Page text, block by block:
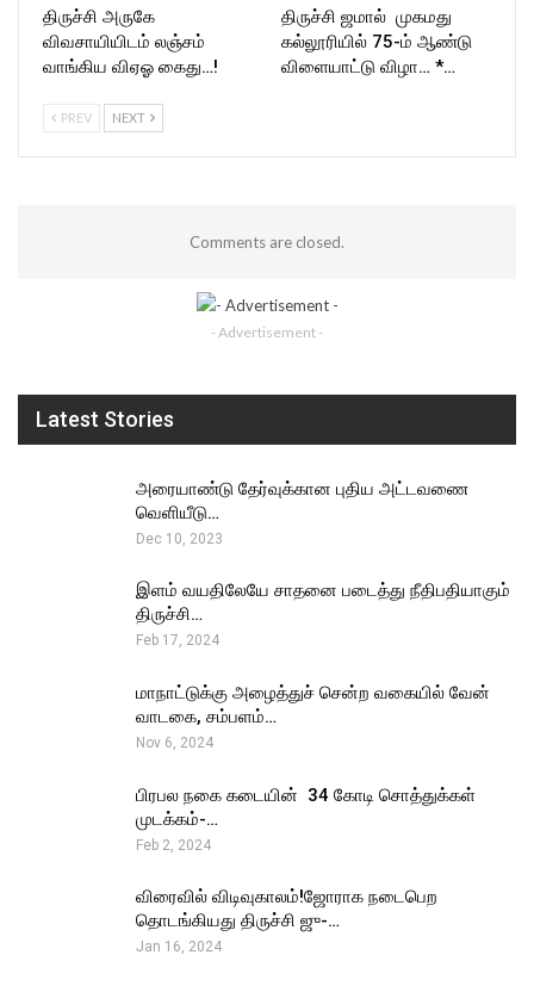
திருச்சி அருகே
விவசாயியிடம் லஞ்சம்
வாங்கிய விஏஓ கைது…!
திருச்சி ஜமால் முகமது
கல்லூரியில் 75-ம் ஆண்டு
விளையாட்டு விழா… *…
PREV NEXT
Comments are closed.
- Advertisement -
Latest Stories
அரையாண்டு தேர்வுக்கான புதிய அட்டவணை
வெளியீடு…
Dec 10, 2023
இளம் வயதிலேயே சாதனை படைத்து நீதிபதியாகும்
திருச்சி…
Feb 17, 2024
மாநாட்டுக்கு அழைத்துச் சென்ற வகையில் வேன்
வாடகை, சம்பளம்…
Nov 6, 2024
பிரபல நகை கடையின் ₹ 34 கோடி சொத்துக்கள்
முடக்கம்-…
Feb 2, 2024
விரைவில் விடிவுகாலம்!ஜோராக நடைபெற
தொடங்கியது திருச்சி ஜு-…
Jan 16, 2024